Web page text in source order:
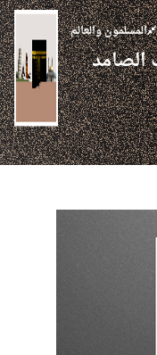
المسلمون والعالم
الصامد